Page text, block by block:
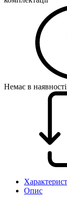
Немає в наявності
Опис